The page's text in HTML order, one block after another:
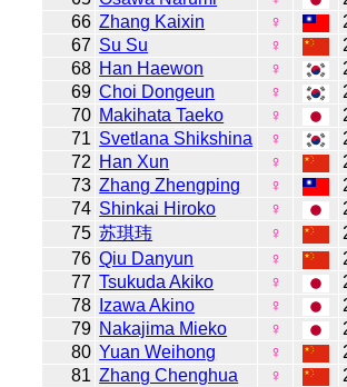
66 Zhang Kaixin ♀
67 Su Su ♀
68 Han Haewon ♀
69 Choi Dongeun ♀
70 Makihata Taeko ♀
71 Svetlana Shikshina ♀
72 Han Xun ♀
73 Zhang Zhengping ♀
74 Shinkai Hiroko ♀
75 苏琪玮 ♀
76 Qiu Danyun ♀
77 Tsukuda Akiko ♀
78
Izawa Akino ♀
79 Nakajima Mieko ♀
80 Yuan Weihong ♀
81 Zhang Chenghua ♀